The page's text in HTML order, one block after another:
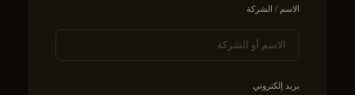
الاسم / الشركة
بريد إلكتروني